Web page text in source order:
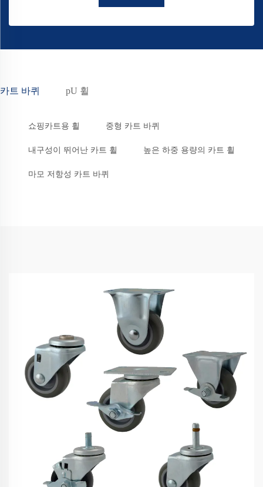
카트 바퀴 pU 휠
쇼핑카트용 휠 중형 카트 바퀴
내구성이 뛰어난 카트 휠 높은 하중 용량의 카트 휠
마모 저항성 카트 바퀴